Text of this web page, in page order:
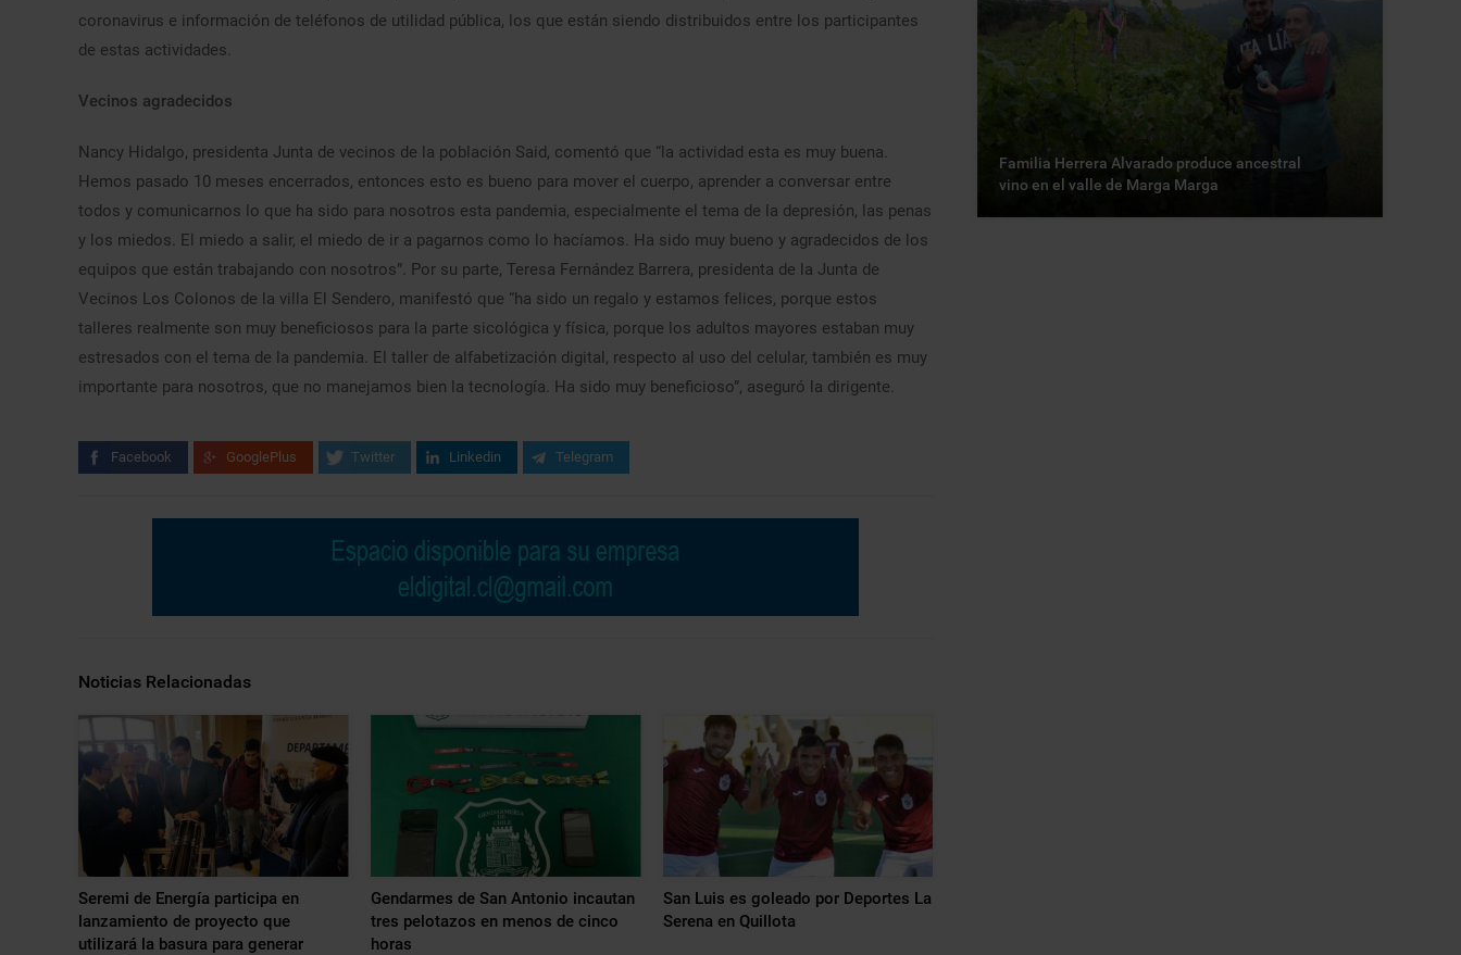
coronavirus e información de teléfonos de utilidad pública, los que están siendo distribuidos entre los participantes
de estas actividades.
Vecinos agradecidos
Nancy Hidalgo, presidenta Junta de vecinos de la población Said, comentó que “la actividad esta es muy buena.
Hemos pasado 10 meses encerrados, entonces esto es bueno para mover el cuerpo, aprender a conversar entre
todos y comunicarnos lo que ha sido para nosotros esta pandemia, especialmente el tema de la depresión, las penas
y los miedos. El miedo a salir, el miedo de ir a pagarnos como lo hacíamos. Ha sido muy bueno y agradecidos de los
equipos que están trabajando con nosotros”. Por su parte, Teresa Fernández Barrera, presidenta de la Junta de
Vecinos Los Colonos de la villa El Sendero, manifestó que “ha sido un regalo y estamos felices, porque estos
talleres realmente son muy beneficiosos para la parte sicológica y física, porque los adultos mayores estaban muy
estresados con el tema de la pandemia. El taller de alfabetización digital, respecto al uso del celular, también es muy
importante para nosotros, que no manejamos bien la tecnología. Ha sido muy beneficioso”, aseguró la dirigente.
Facebook GooglePlus Twitter Linkedin Telegram
Noticias Relacionadas
Seremi de Energía participa en
lanzamiento de proyecto que
utilizará la basura para generar
Gendarmes de San Antonio incautan
tres pelotazos en menos de cinco
horas
San Luis es goleado por Deportes La
Serena en Quillota
Familia Herrera Alvarado produce ancestral
vino en el valle de Marga Marga